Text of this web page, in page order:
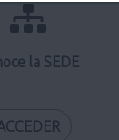
la SEDE